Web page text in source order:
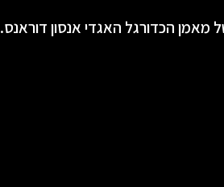
הכדורגל האגדי אנסון דוראנס.